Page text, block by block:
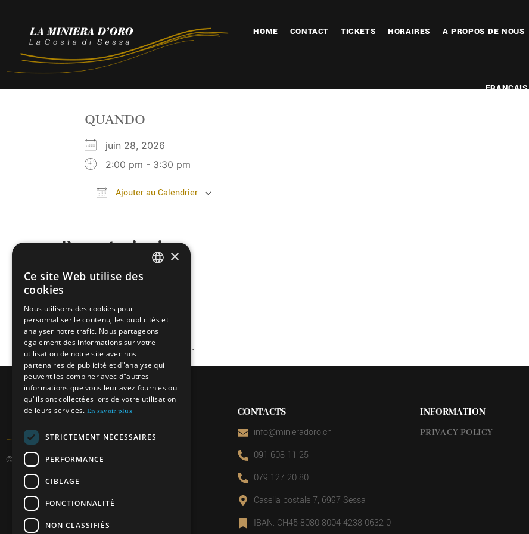
HOME CONTACT TICKETS HORAIRES A PROPOS DE NOUS
FRANÇAIS
QUANDO
juin 28, 2026
2:00 pm - 3:30 pm
Ajouter au Calendrier
Prenotazioni
Questo evento è al completo.
© 2026 Miniera d’oro di Sessa
CONTACTS
info@minieradoro.ch
091 608 11 25
079 127 20 80
Casella postale 7, 6997 Sessa
IBAN: CH45 8080 8004 4238 0632 0
INFORMATION
PRIVACY POLICY
GERMAN
ENGLISH
×
Ce site Web utilise des
cookies
Nous utilisons des cookies pour
personnaliser le contenu, les publicités et
analyser notre trafic. Nous partageons
également des informations sur votre
utilisation de notre site avec nos
partenaires de publicité et d"analyse qui
peuvent les combiner avec d"autres
informations que vous leur avez fournies ou
qu"ils ont collectées lors de votre utilisation
de leurs services. En savoir plus
STRICTEMENT NÉCESSAIRES
PERFORMANCE
CIBLAGE
FONCTIONNALITÉ
NON CLASSIFIÉS